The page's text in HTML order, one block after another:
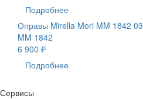
Подробнее
Оправы Mirella Mori MM 1842 03
MM 1842
6 900 ₽
Подробнее
Сервисы